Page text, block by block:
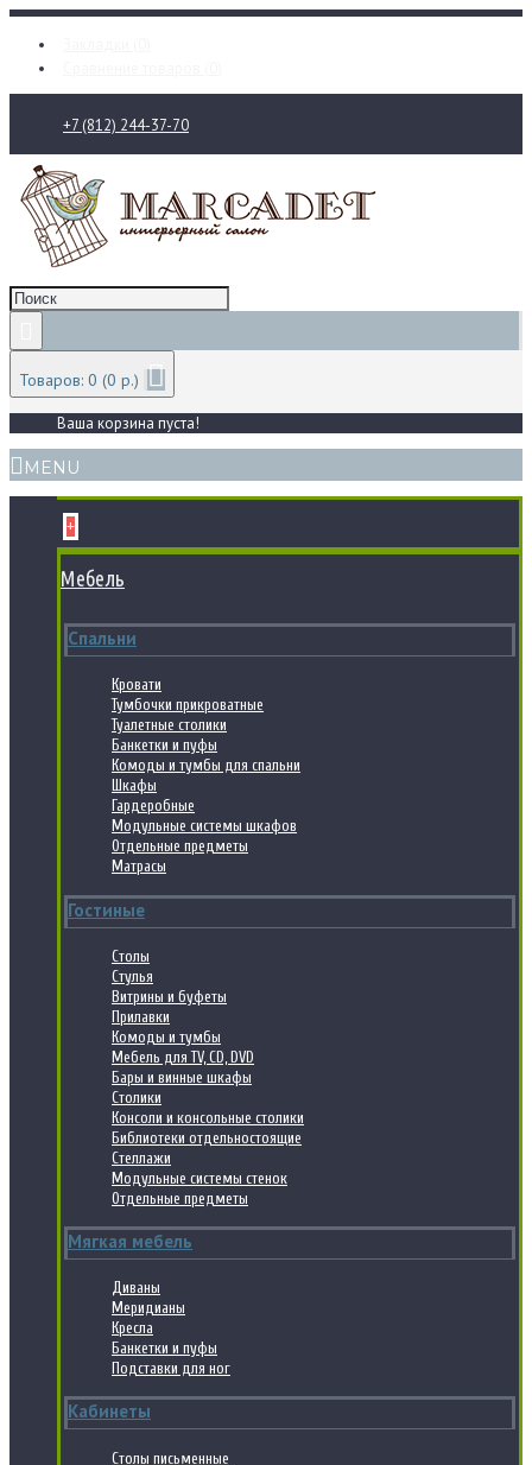
+7 (812) 244-37-70
Товаров: 0 (0 р.)
Ваша корзина пуста!
MENU
+
Мебель
Спальни
Кровати
Тумбочки прикроватные
Туалетные столики
Банкетки и пуфы
Комоды и тумбы для спальни
Шкафы
Гардеробные
Модульные системы шкафов
Отдельные предметы
Матрасы
Гостиные
Столы
Стулья
Витрины и буфеты
Прилавки
Комоды и тумбы
Мебель для TV, CD, DVD
Бары и винные шкафы
Столики
Консоли и консольные столики
Библиотеки отдельностоящие
Стеллажи
Модульные системы стенок
Отдельные предметы
Мягкая мебель
Диваны
Меридианы
Кресла
Банкетки и пуфы
Подставки для ног
Кабинеты
Столы письменные